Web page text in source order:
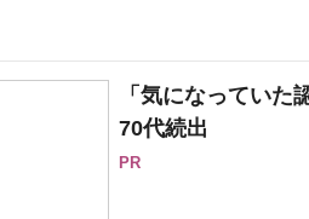
「気になってい
70代続出
PR